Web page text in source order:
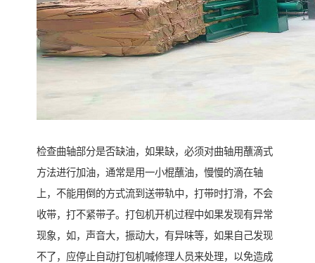
检查曲轴部分是否缺油，如果缺，必须对曲轴用蘸滴式
方法进行加油，通常是用一小棍蘸油，慢慢的滴在轴
上，不能用倒的方式流到送带轨中，打带时打滑，不会
收带，打不紧带子。打包机开机过程中如果发现有异常
现象，如，声音大，振动大，有异味等，如果自己发现
不了，应停止自动打包机喊修理人员来处理，以免造成